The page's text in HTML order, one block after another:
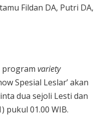
Fildan DA, Putri DA,
program variety
Spesial Leslar’ akan
dua sejoli Lesti dan
pukul 01.00 WIB.